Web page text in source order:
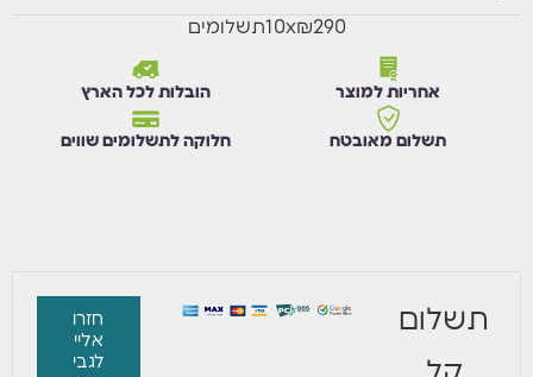
₪290
x
10תשלומים
אחריות למוצר הובלות לכל הארץ
תשלום מאובטח חלוקה לתשלומים שווים
תשלום
חזרו
אליי
לגבי